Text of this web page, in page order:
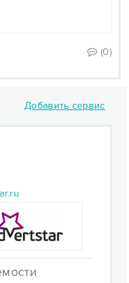
(0)
Добавить сервис